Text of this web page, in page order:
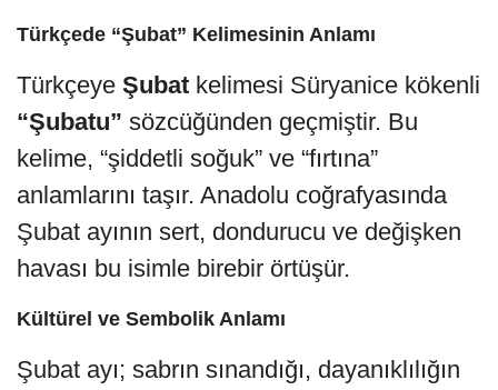
Türkçede “Şubat” Kelimesinin Anlamı
Türkçeye Şubat kelimesi Süryanice kökenli
“Şubatu” sözcüğünden geçmiştir. Bu
kelime, “şiddetli soğuk” ve “fırtına”
anlamlarını taşır. Anadolu coğrafyasında
Şubat ayının sert, dondurucu ve değişken
havası bu isimle birebir örtüşür.
Kültürel ve Sembolik Anlamı
Şubat ayı; sabrın sınandığı, dayanıklılığın